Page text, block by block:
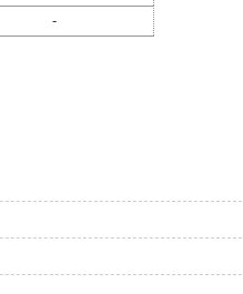
-